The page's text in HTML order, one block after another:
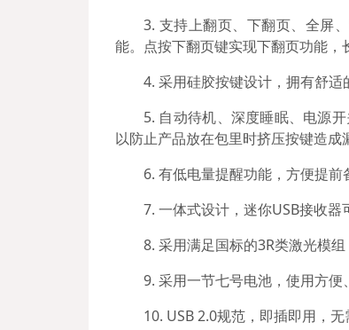
3. 支持上翻页、下翻页、全屏
能。点按下翻页键实现下翻页功能，
4. 采用硅胶按键设计，拥有舒适
5. 自动待机、深度睡眠、电源
以防止产品放在包里时挤压按键造成
6. 有低电量提醒功能，方便提前
7. 一体式设计，迷你USB接收器
8. 采用满足国标的3R类激光模组
9. 采用一节七号电池，使用方便
10. USB 2.0规范，即插即用，无